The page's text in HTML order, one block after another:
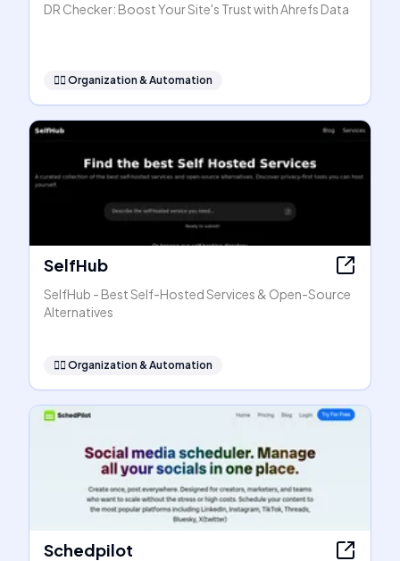
DR Checker: Boost Your Site's Trust with Ahrefs Data
🧞‍♂️ Organization & Automation
SelfHub
SelfHub - Best Self-Hosted Services & Open-Source
Alternatives
🧞‍♂️ Organization & Automation
Schedpilot